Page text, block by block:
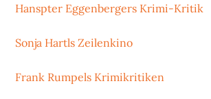
Hanspter Eggenbergers Krimi-Kritik
Sonja Hartls Zeilenkino
Frank Rumpels Krimikritiken